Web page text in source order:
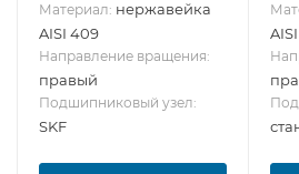
Материал: нержавейка
AISI 409
Направление вращения:
правый
Подшипниковый узел:
SKF